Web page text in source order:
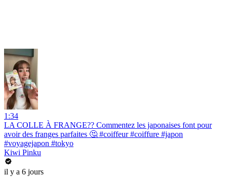
1:34
LA COLLE À FRANGE?? Commentez les japonaises font pour
avoir des franges parfaites 🤔 #coiffeur #coiffure #japon
#voyagejapon #tokyo
Kiwi Pinku
il y a 6 jours